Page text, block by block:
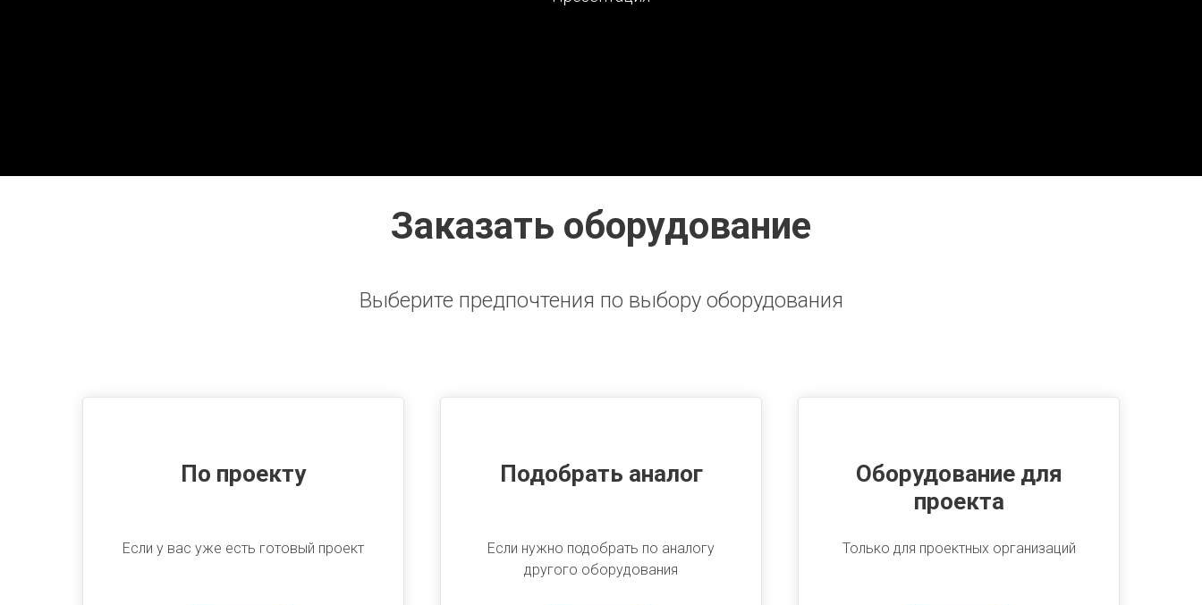
Заказать оборудование
Выберите предпочтения по выбору оборудования
По проекту
Если у вас уже есть готовый проект
Подобрать аналог
Если нужно подобрать по аналогу
другого оборудования
Оборудование для
проекта
Только для проектных организаций